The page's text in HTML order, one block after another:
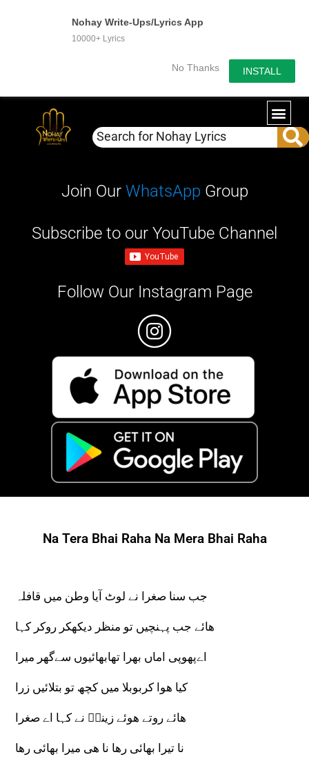
Nohay Write-Ups/Lyrics App
10000+ Lyrics
No Thanks INSTALL
Join Our WhatsApp Group
Subscribe to our YouTube Channel
Follow Our Instagram Page
Na Tera Bhai Raha Na Mera Bhai Raha
جب سنا صغرا نے لوٹ آیا وطن میں قافلہ
ھائے جب پہنچیں تو منظر دیکھکر روکر کہا
اےپھوپی اماں بھرا تھابھائیوں سےگھر میرا
کیا ھوا کربوبلا میں کچھ تو بتلائیں زرا
ھائے روتے ھوئے زینبؑ نے کہا اے صغرا
نا تیرا بھائی رھا نا ھی میرا بھائی رھا